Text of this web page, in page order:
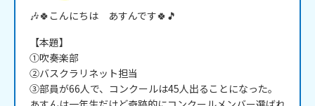
🎶🍀こんにちは　あすんです🍀🎵
【本題】
①吹奏楽部
②バスクラリネット担当
③部員が66人で、コンクールは45人出ることになった。